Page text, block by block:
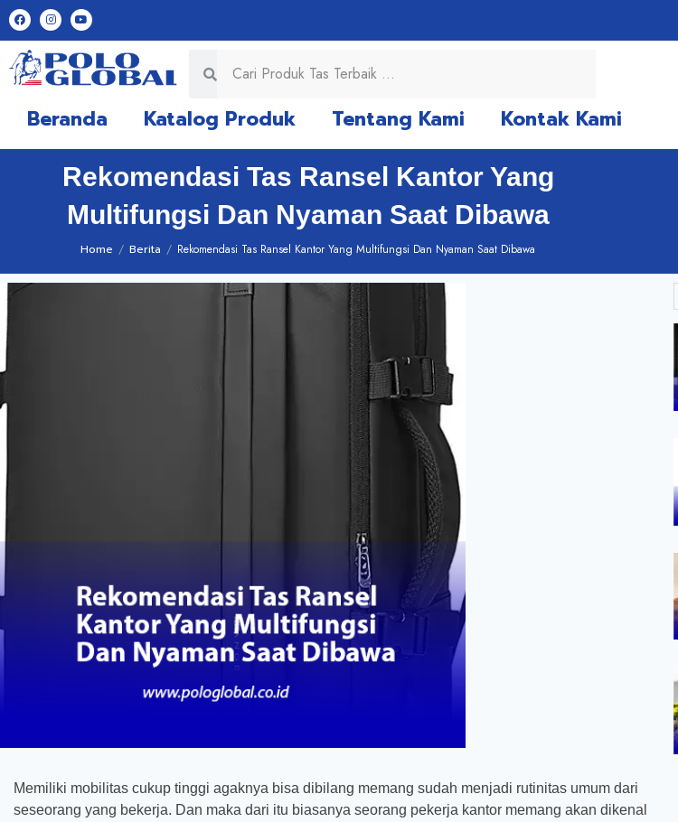
Beranda Katalog Produk Tentang Kami Kontak Kami
Rekomendasi Tas Ransel Kantor Yang
Multifungsi Dan Nyaman Saat Dibawa
Home / Berita / Rekomendasi Tas Ransel Kantor Yang Multifungsi Dan Nyaman Saat Dibawa
Memiliki mobilitas cukup tinggi agaknya bisa dibilang memang sudah menjadi rutinitas umum dari
seseorang yang bekerja. Dan maka dari itu biasanya seorang pekerja kantor memang akan dikenal